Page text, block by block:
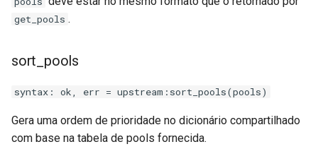
set-misc
small-light
get_pools .
sort_pools
syntax: ok, err = upstream:sort_pools(pools)
Gera uma ordem de prioridade no dicionário compartilhado
com base na tabela de pools fornecida.